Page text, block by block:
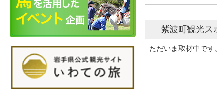
紫波町観光ス
ただいま取材中です